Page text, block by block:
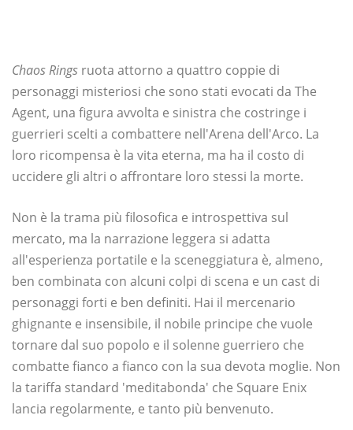
Chaos Rings ruota attorno a quattro coppie di
personaggi misteriosi che sono stati evocati da The
Agent, una figura avvolta e sinistra che costringe i
guerrieri scelti a combattere nell'Arena dell'Arco. La
loro ricompensa è la vita eterna, ma ha il costo di
uccidere gli altri o affrontare loro stessi la morte.
Non è la trama più filosofica e introspettiva sul
mercato, ma la narrazione leggera si adatta
all'esperienza portatile e la sceneggiatura è, almeno,
ben combinata con alcuni colpi di scena e un cast di
personaggi forti e ben definiti. Hai il mercenario
ghignante e insensibile, il nobile principe che vuole
tornare dal suo popolo e il solenne guerriero che
combatte fianco a fianco con la sua devota moglie. Non
la tariffa standard 'meditabonda' che Square Enix
lancia regolarmente, e tanto più benvenuto.